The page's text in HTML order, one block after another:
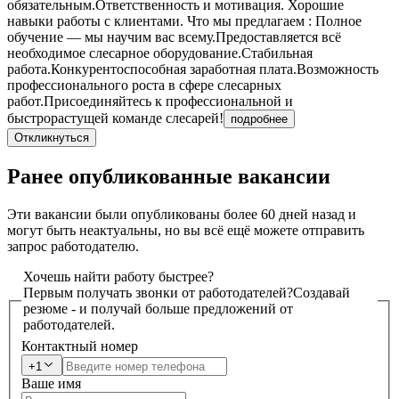
обязательным.Ответственность и мотивация. Хорошие
навыки работы с клиентами. Что мы предлагаем : Полное
обучение — мы научим вас всему.Предоставляется всё
необходимое слесарное оборудование.Стабильная
работа.Конкурентоспособная заработная плата.Возможность
профессионального роста в сфере слесарных
работ.Присоединяйтесь к профессиональной и
быстрорастущей команде слесарей!
подробнее
Откликнуться
Ранее опубликованные вакансии
Эти вакансии были опубликованы более 60 дней назад и
могут быть неактуальны, но вы всё ещё можете отправить
запрос работодателю.
Хочешь найти работу быстрее?
Первым получать звонки от работодателей?Создавай
резюме - и получай больше предложений от
работодателей.
Контактный номер
+1
Ваше имя